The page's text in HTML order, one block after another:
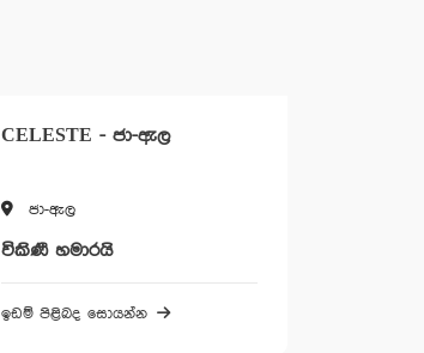
CELESTE - ජා-ඇල
ජා-ඇල
විකිණී හමාරයි
ඉඩම් පිළිබද සොයන්න